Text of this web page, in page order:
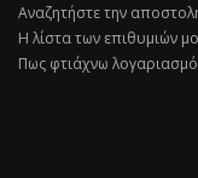
Αναζητήστε την
Η λίστα των επιθυμιών
Πως φτιάχνω λογαριασμό